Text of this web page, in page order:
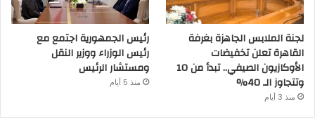
لجنة الملابس الجاهزة بغرفة
القاهرة تعلن تخفيضات
الأوكازيون الصيفي.. تبدأ من 10
وتتجاوز الـ 40%
منذ 3 أيام
رئيس الجمهورية اجتمع مع
رئيس الوزراء ووزير النقل
ومستشار الرئيس
منذ 5 أيام